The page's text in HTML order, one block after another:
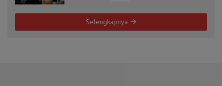
Selengkapnya